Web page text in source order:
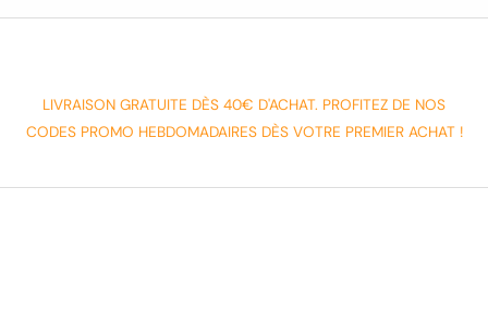
LIVRAISON GRATUITE DÈS 40€ D'ACHAT. PROFITEZ DE NOS
CODES PROMO HEBDOMADAIRES DÈS VOTRE PREMIER ACHAT !